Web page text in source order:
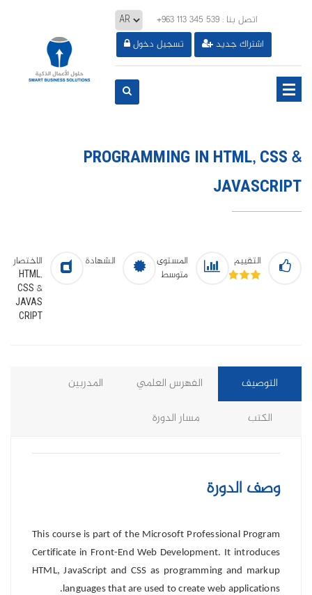
+963 113 345 539 : اتصل بنا
تسجيل دخول
اشتراك جديد
PROGRAMMING IN HTML, CSS &
JAVASCRIPT
التقييم
المستوى
متوسط
الشهادة
الاختصار
HTML,
CSS &
JAVAS
CRIPT
التوصيف الفهرس العلمي
المدربين
الكتب
مسار الدورة
وصف الدورة
This course is part of the Microsoft Professional Program
Certificate in Front-End Web Development. It introduces
HTML, JavaScript and CSS as programming and markup
languages that are used to create web applications.